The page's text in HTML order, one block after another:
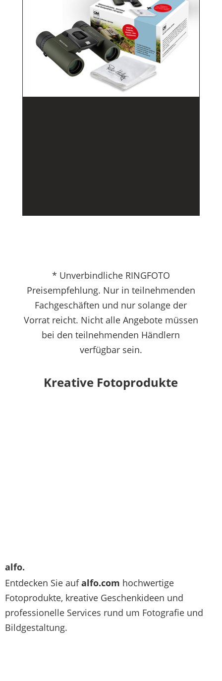
* Unverbindliche RINGFOTO
Preisempfehlung. Nur in teilnehmenden
Fachgeschäften und nur solange der
Vorrat reicht. Nicht alle Angebote müssen
bei den teilnehmenden Händlern
verfügbar sein.
Kreative Fotoprodukte
alfo.
Entdecken Sie aufalfo.com hochwertige
Fotoprodukte, kreative Geschenkideen und
professionelle Services rund um Fotografie und
Bildgestaltung.